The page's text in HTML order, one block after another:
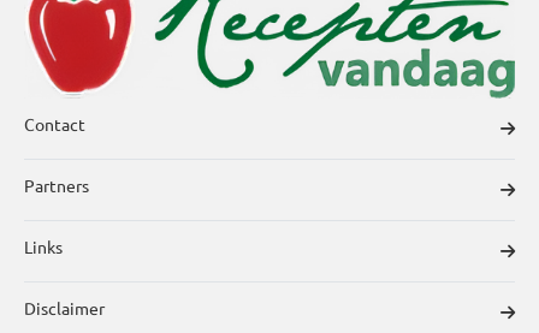
Contact
Partners
Links
Disclaimer